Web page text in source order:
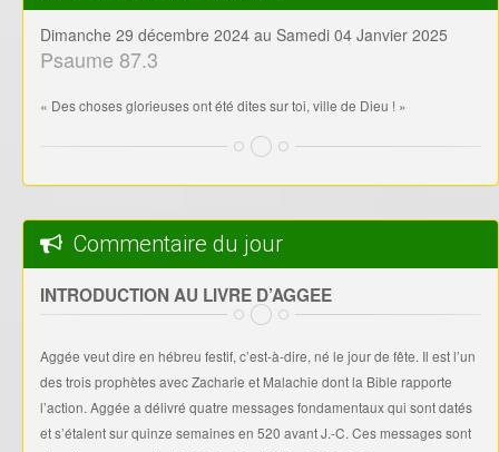
Dimanche 29 décembre 2024 au Samedi 04 Janvier 2025
Psaume 87.3
« Des choses glorieuses ont été dites sur toi, ville de Dieu ! »
Commentaire du jour
INTRODUCTION AU LIVRE D’AGGEE
Aggée veut dire en hébreu festif, c’est-à-dire, né le jour de fête. Il est l’un
des trois prophètes avec Zacharie et Malachie dont la Bible rapporte
l’action. Aggée a délivré quatre messages fondamentaux qui sont datés
et s’étalent sur quinze semaines en 520 avant J.-C. Ces messages sont